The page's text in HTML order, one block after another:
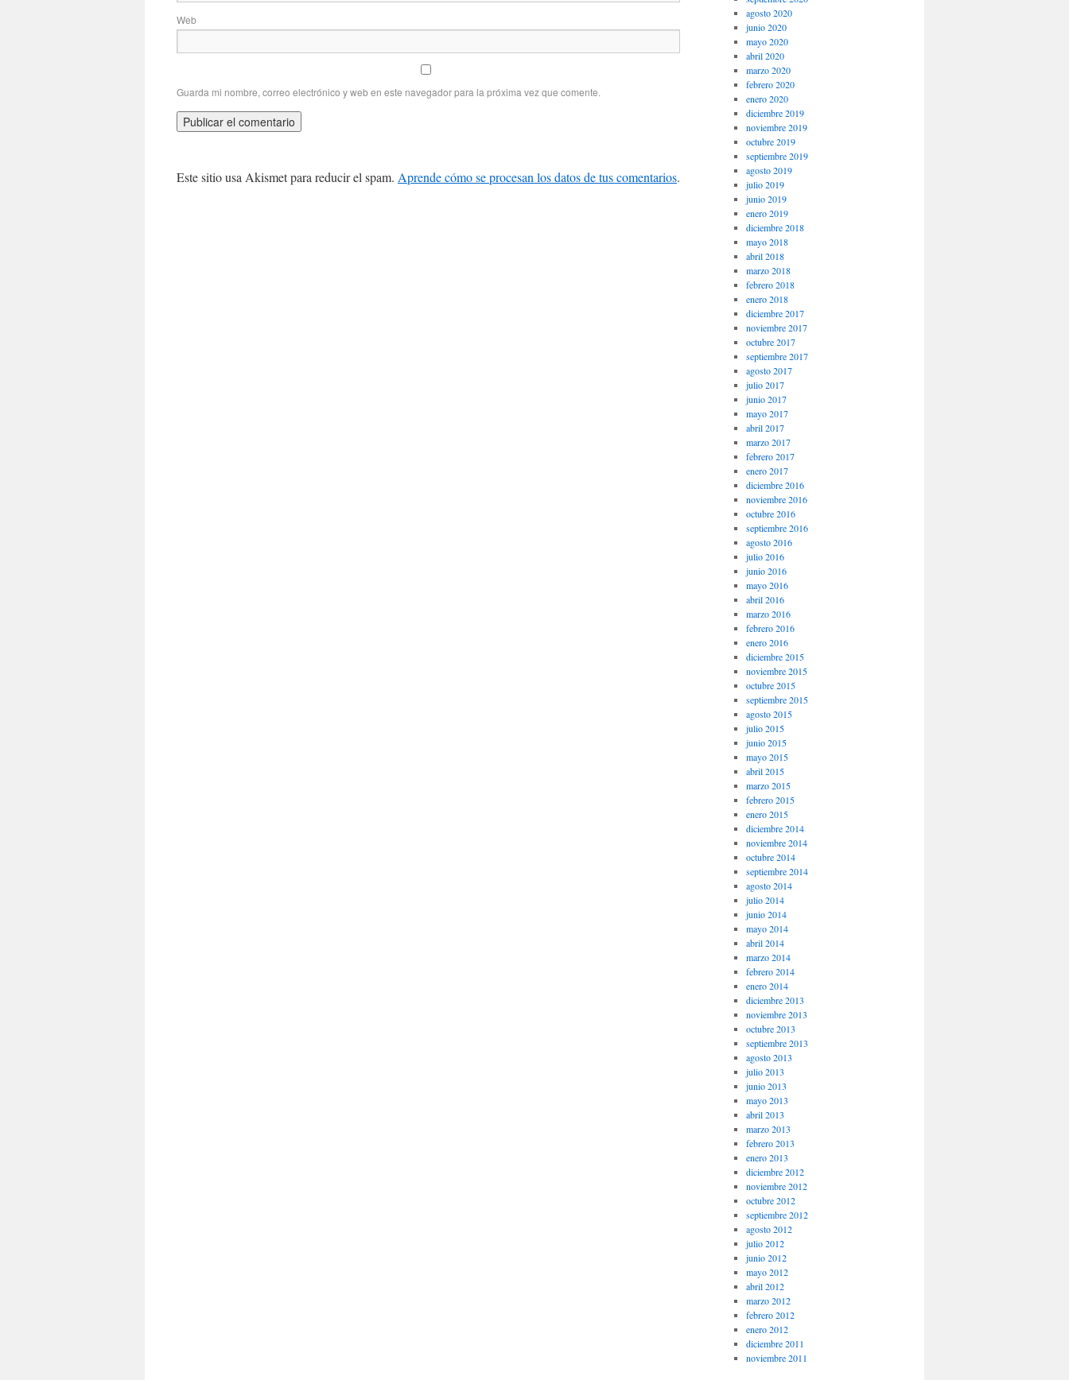
Web
Guarda mi nombre, correo electrónico y web en este navegador para la próxima vez que comente.
Este sitio usa Akismet para reducir el spam. Aprende cómo se procesan los datos de tus comentarios.
agosto 2020
junio 2020
mayo 2020
abril 2020
marzo 2020
febrero 2020
enero 2020
diciembre 2019
noviembre 2019
octubre 2019
septiembre 2019
agosto 2019
julio 2019
junio 2019
enero 2019
diciembre 2018
mayo 2018
abril 2018
marzo 2018
febrero 2018
enero 2018
diciembre 2017
noviembre 2017
octubre 2017
septiembre 2017
agosto 2017
julio 2017
junio 2017
mayo 2017
abril 2017
marzo 2017
febrero 2017
enero 2017
diciembre 2016
noviembre 2016
octubre 2016
septiembre 2016
agosto 2016
julio 2016
junio 2016
mayo 2016
abril 2016
marzo 2016
febrero 2016
enero 2016
diciembre 2015
noviembre 2015
octubre 2015
septiembre 2015
agosto 2015
julio 2015
junio 2015
mayo 2015
abril 2015
marzo 2015
febrero 2015
enero 2015
diciembre 2014
noviembre 2014
octubre 2014
septiembre 2014
agosto 2014
julio 2014
junio 2014
mayo 2014
abril 2014
marzo 2014
febrero 2014
enero 2014
diciembre 2013
noviembre 2013
octubre 2013
septiembre 2013
agosto 2013
julio 2013
junio 2013
mayo 2013
abril 2013
marzo 2013
febrero 2013
enero 2013
diciembre 2012
noviembre 2012
octubre 2012
septiembre 2012
agosto 2012
julio 2012
junio 2012
mayo 2012
abril 2012
marzo 2012
febrero 2012
enero 2012
diciembre 2011
noviembre 2011